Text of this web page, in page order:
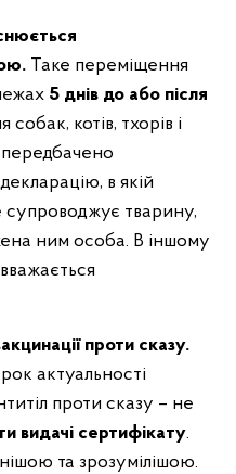
Таке переміщення
5 днів до або після
собак, котів, тхорів і
передбачено
в якій
супроводжує тварину,
ним особа. В іншому
проти сказу.
актуальності
проти сказу – не
видачі сертифікату.
та зрозумілішою.